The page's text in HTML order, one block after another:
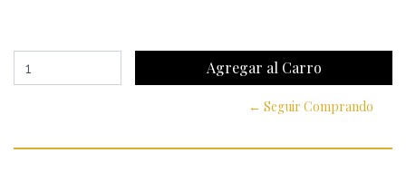
← Seguir Comprando